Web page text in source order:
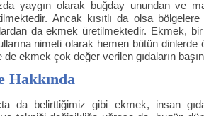
yaygın olarak buğday unundan ve
Ancak kısıtlı da olsa
da ekmek üretilmektedir. Ekmek,
nimeti olarak hemen bütün dinlerde
de ekmek çok değer verilen gıdaların
Hakkında
da belirttiğimiz gibi ekmek, insan